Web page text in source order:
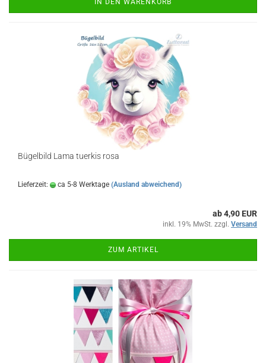
IN DEN WARENKORB
Bügelbild Lama tuerkis rosa
Lieferzeit: ca 5-8 Werktage (Ausland abweichend)
ab 4,90 EUR
inkl. 19% MwSt. zzgl. Versand
ZUM ARTIKEL